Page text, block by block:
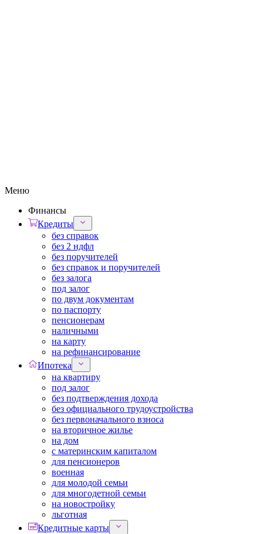
Меню
Финансы
Кредиты
без справок
без 2 ндфл
без поручителей
без справок и поручителей
без залога
под залог
по двум документам
по паспорту
пенсионерам
наличными
на карту
на рефинансирование
Ипотека
на квартиру
под залог
без подтверждения дохода
без официального трудоустройства
без первоначального взноса
на вторичное жилье
на дом
с материнским капиталом
для пенсионеров
военная
для молодой семьи
для многодетной семьи
на новостройку
льготная
Кредитные карты